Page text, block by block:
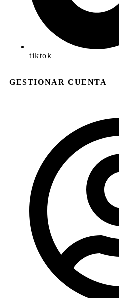
tiktok
GESTIONAR CUENTA